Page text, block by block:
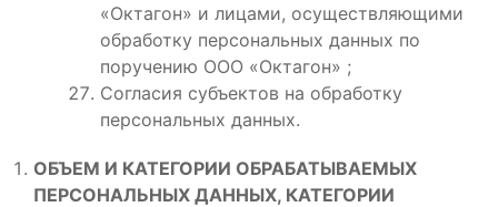
«Октагон» и лицами, осуществляющими
обработку персональных данных по
поручению ООО «Октагон» ;
Согласия субъектов на обработку
персональных данных.
ОБЪЕМ И КАТЕГОРИИ ОБРАБАТЫВАЕМЫХ
ПЕРСОНАЛЬНЫХ ДАННЫХ, КАТЕГОРИИ